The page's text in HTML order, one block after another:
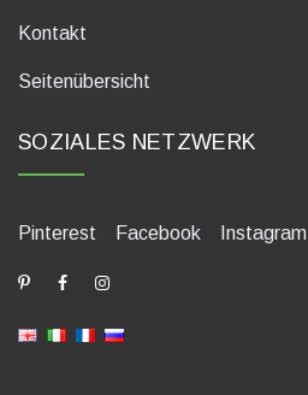
Kontakt
Seitenübersicht
SOZIALES NETZWERK
Pinterest Facebook Instagram